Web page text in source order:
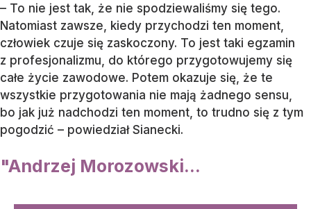
– To nie jest tak, że nie spodziewaliśmy się tego.
Natomiast zawsze, kiedy przychodzi ten moment,
człowiek czuje się zaskoczony. To jest taki egzamin
z profesjonalizmu, do którego przygotowujemy się
całe życie zawodowe. Potem okazuje się, że te
wszystkie przygotowania nie mają żadnego sensu,
bo jak już nadchodzi ten moment, to trudno się z tym
pogodzić – powiedział Sianecki.
"Andrzej Morozowski...